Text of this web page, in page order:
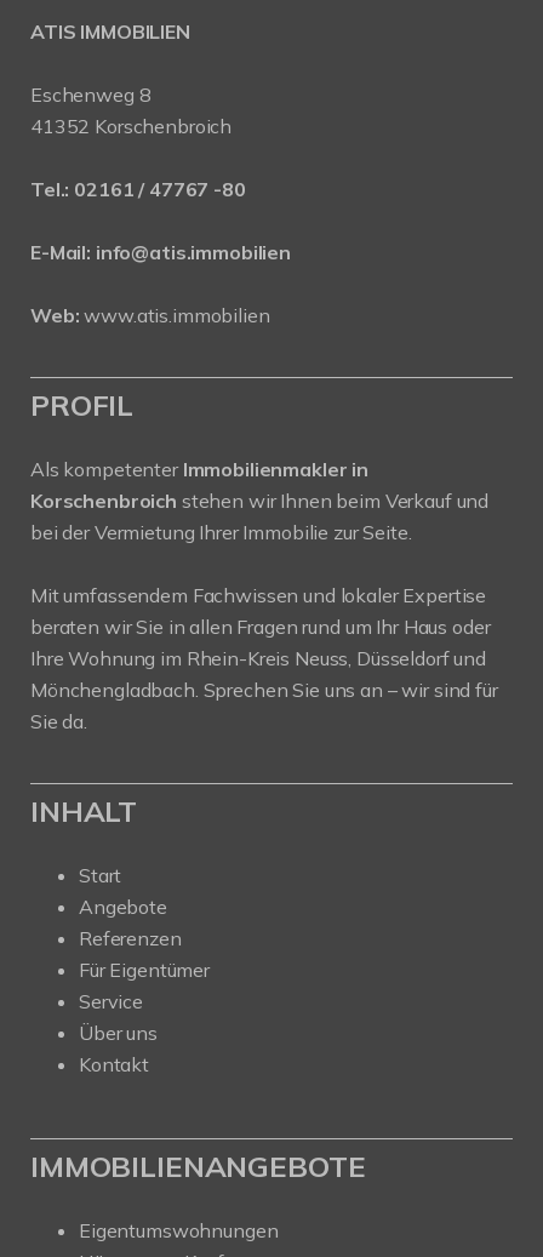
ATIS IMMOBILIEN
Eschenweg 8
41352 Korschenbroich
Tel.: 02161 / 47767 -80
E-Mail: info@atis.immobilien
Web: www.atis.immobilien
PROFIL
Als kompetenter Immobilienmakler in
Korschenbroich stehen wir Ihnen beim Verkauf und
bei der Vermietung Ihrer Immobilie zur Seite.
Mit umfassendem Fachwissen und lokaler Expertise
beraten wir Sie in allen Fragen rund um Ihr Haus oder
Ihre Wohnung im Rhein-Kreis Neuss, Düsseldorf und
Mönchengladbach. Sprechen Sie uns an – wir sind für
Sie da.
INHALT
Start
Angebote
Referenzen
Für Eigentümer
Service
Über uns
Kontakt
IMMOBILIENANGEBOTE
Eigentumswohnungen